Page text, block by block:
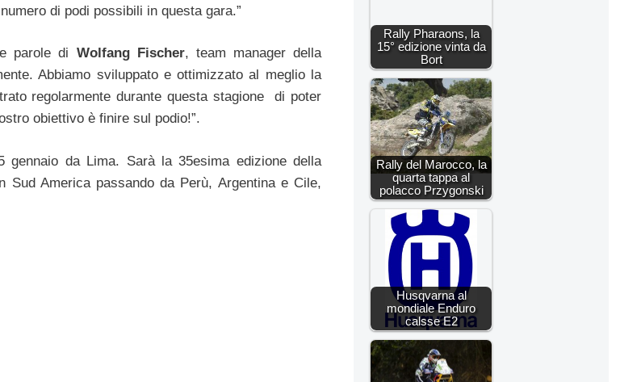
di podi possibili in questa gara.”
parole di Wolfang Fischer, team manager della
Abbiamo sviluppato e ottimizzato al meglio la
regolarmente durante questa stagione di poter
obiettivo è finire sul podio!”.
da Lima. Sarà la 35esima edizione della
America passando da Perù, Argentina e Cile,
Rally Pharaons, la
15° edizione vinta da
Bort
Rally del Marocco, la
quarta tappa al
polacco Przygonski
Husqvarna al
mondiale Enduro
calsse E2